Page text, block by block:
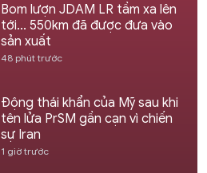
Bom lượn JDAM LR tầm xa lên
tới... 550km đã được đưa vào
sản xuất
48 phút trước
Động thái khẩn của Mỹ sau khi
tên lửa PrSM gần cạn vì chiến
sự Iran
1 giờ trước